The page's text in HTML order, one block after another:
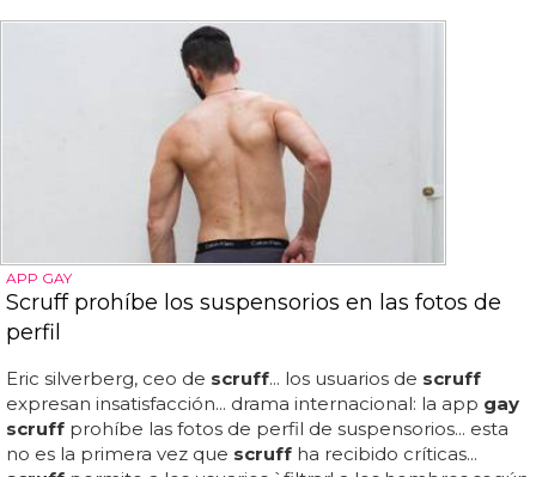
APP GAY
Scruff prohíbe los suspensorios en las fotos de
perfil
Eric silverberg, ceo de scruff... los usuarios de scruff
expresan insatisfacción... drama internacional: la app gay
scruff prohíbe las fotos de perfil de suspensorios... esta
no es la primera vez que scruff ha recibido críticas...